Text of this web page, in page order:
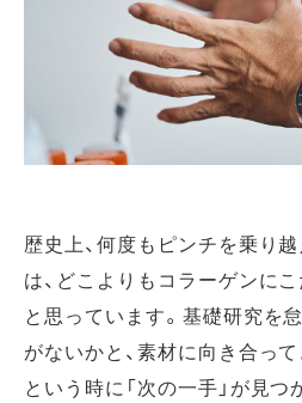
歴史上、何度もピンチを乗り
は、どこよりもコラーゲンに
と思っています。基礎研究を
がないかと、素材に向き合っ
という時に「次の一手」が見つ